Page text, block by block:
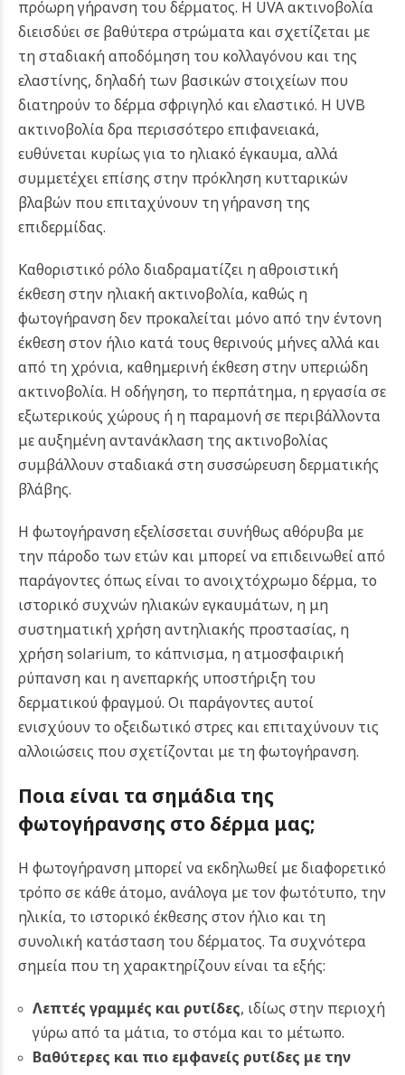
πρόωρη γήρανση του δέρματος. Η UVA ακτινοβολία
διεισδύει σε βαθύτερα στρώματα και σχετίζεται με
τη σταδιακή αποδόμηση του κολλαγόνου και της
ελαστίνης, δηλαδή των βασικών στοιχείων που
διατηρούν το δέρμα σφριγηλό και ελαστικό. Η UVB
ακτινοβολία δρα περισσότερο επιφανειακά,
ευθύνεται κυρίως για το ηλιακό έγκαυμα, αλλά
συμμετέχει επίσης στην πρόκληση κυτταρικών
βλαβών που επιταχύνουν τη γήρανση της
επιδερμίδας.
Καθοριστικό ρόλο διαδραματίζει η αθροιστική
έκθεση στην ηλιακή ακτινοβολία, καθώς η
φωτογήρανση δεν προκαλείται μόνο από την έντονη
έκθεση στον ήλιο κατά τους θερινούς μήνες αλλά και
από τη χρόνια, καθημερινή έκθεση στην υπεριώδη
ακτινοβολία. Η οδήγηση, το περπάτημα, η εργασία σε
εξωτερικούς χώρους ή η παραμονή σε περιβάλλοντα
με αυξημένη αντανάκλαση της ακτινοβολίας
συμβάλλουν σταδιακά στη συσσώρευση δερματικής
βλάβης.
Η φωτογήρανση εξελίσσεται συνήθως αθόρυβα με
την πάροδο των ετών και μπορεί να επιδεινωθεί από
παράγοντες όπως είναι το ανοιχτόχρωμο δέρμα, το
ιστορικό συχνών ηλιακών εγκαυμάτων, η μη
συστηματική χρήση αντηλιακής προστασίας, η
χρήση solarium, το κάπνισμα, η ατμοσφαιρική
ρύπανση και η ανεπαρκής υποστήριξη του
δερματικού φραγμού. Οι παράγοντες αυτοί
ενισχύουν το οξειδωτικό στρες και επιταχύνουν τις
αλλοιώσεις που σχετίζονται με τη φωτογήρανση.
Ποια είναι τα σημάδια της
φωτογήρανσης στο δέρμα μας;
Η φωτογήρανση μπορεί να εκδηλωθεί με διαφορετικό
τρόπο σε κάθε άτομο, ανάλογα με τον φωτότυπο, την
ηλικία, το ιστορικό έκθεσης στον ήλιο και τη
συνολική κατάσταση του δέρματος. Τα συχνότερα
σημεία που τη χαρακτηρίζουν είναι τα εξής:
Λεπτές γραμμές και ρυτίδες, ιδίως στην περιοχή
γύρω από τα μάτια, το στόμα και το μέτωπο.
Βαθύτερες και πιο εμφανείς ρυτίδες με την